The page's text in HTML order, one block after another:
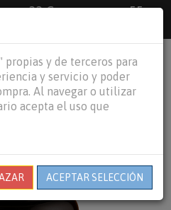
33 €
55
person shopping_cart
y de terceros para
y servicio y poder
Al navegar o utilizar
acepta el uso que
ACEPTAR SELECCIÓN